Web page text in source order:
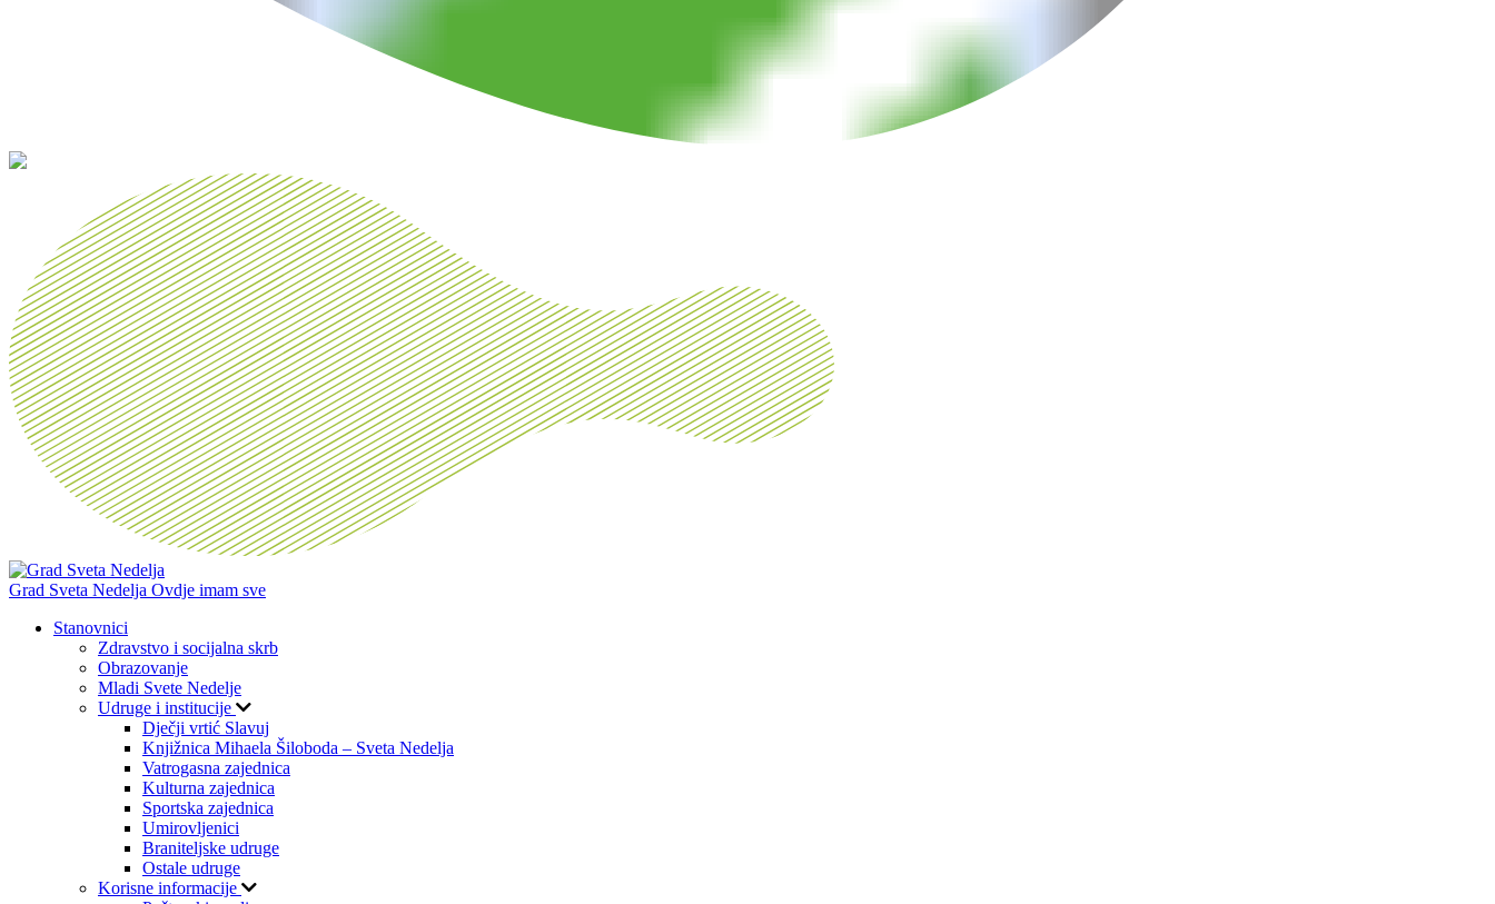
Grad Sveta Nedelja Ovdje imam sve
Stanovnici
Zdravstvo i socijalna skrb
Obrazovanje
Mladi Svete Nedelje
Udruge i institucije
Dječji vrtić Slavuj
Knjižnica Mihaela Šiloboda – Sveta Nedelja
Vatrogasna zajednica
Kulturna zajednica
Sportska zajednica
Umirovljenici
Braniteljske udruge
Ostale udruge
Korisne informacije